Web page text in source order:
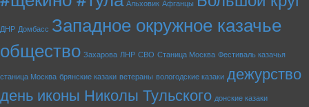
Альховик Афганцы
ДНР Домбасс Западное окружное казачье
общество Захарова ЛНР СВО Станица Москва Фестиваль казачья
станица Москва брянские казаки ветераны вологодские казаки дежурство
день иконы Николы Тульского донские казаки